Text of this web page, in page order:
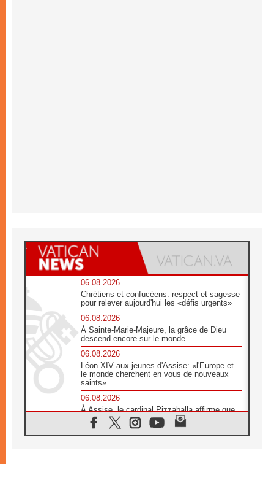
06.08.2026
Chrétiens et confucéens: respect et sagesse
pour relever aujourd'hui les «défis urgents»
06.08.2026
À Sainte-Marie-Majeure, la grâce de Dieu
descend encore sur le monde
06.08.2026
Léon XIV aux jeunes d'Assise: «l'Europe et
le monde cherchent en vous de nouveaux
saints»
06.08.2026
À Assise, le cardinal Pizzaballa affirme que
«les chrétiens veulent la paix»
06.08.2026